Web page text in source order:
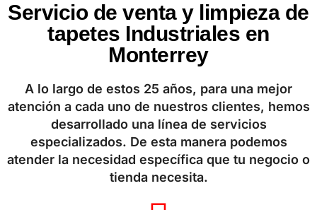
Servicio de venta y limpieza de
tapetes Industriales en
Monterrey
A lo largo de estos 25 años, para una mejor
atención a cada uno de nuestros clientes, hemos
desarrollado una línea de servicios
especializados. De esta manera podemos
atender la necesidad específica que tu negocio o
tienda necesita.